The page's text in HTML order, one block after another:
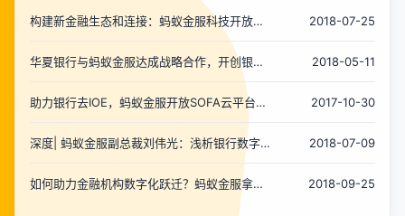
构建新金融生态和连接：蚂蚁金服科技开放助
2018-07-25
华夏银行与蚂蚁金服达成战略合作，开创银行
2018-05-11
助力银行去IOE，蚂蚁金服开放SOFA云平台发
2017-10-30
深度| 蚂蚁金服副总裁刘伟光：浅析银行数字
2018-07-09
如何助力金融机构数字化跃迁？蚂蚁金服拿出
2018-09-25